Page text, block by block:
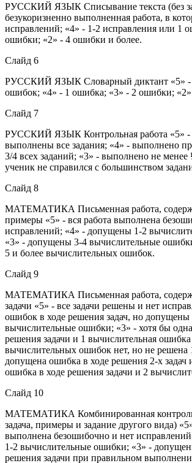
РУССКИЙ ЯЗЫК Списывание текста (без
безукоризненно выполненная работа, в
исправлений; «4» - 1-2 исправления или 1
ошибки; «2» - 4 ошибки и более.
Слайд 6
РУССКИЙ ЯЗЫК Словарный диктант «5» -
ошибок; «4» - 1 ошибка; «3» - 2 ошибки;
Слайд 7
РУССКИЙ ЯЗЫК Контрольная работа «5» -
выполнены все задания; «4» - выполнено
3/4 всех заданий; «3» - выполнено не менее
ученик не справился с большинством
Слайд 8
МАТЕМАТИКА Письменная работа,
примеры «5» - вся работа выполнена
исправлений; «4» - допущены 1-2
«3» - допущены 3-4 вычислительные
5 и более вычислительных ошибок.
Слайд 9
МАТЕМАТИКА Письменная работа,
задачи «5» - все задачи решены и нет
ошибок в ходе решения задач, но допущены
вычислительные ошибки; «3» - хотя бы
решения задачи и 1 вычислительная
вычислительных ошибок нет, но не решена
допущена ошибка в ходе решения 2-х задач
ошибка в ходе решения задачи и 2
Слайд 10
МАТЕМАТИКА Комбинированная
задача, примеры и задание другого вида)
выполнена безошибочно и нет
1-2 вычислительные ошибки; «3» -
решения задачи при правильном